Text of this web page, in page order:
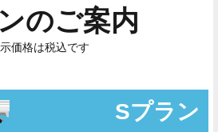
のご案内
価格は税込です
Sプラン